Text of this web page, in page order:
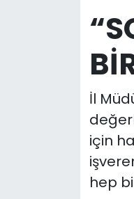
İl
için
hep